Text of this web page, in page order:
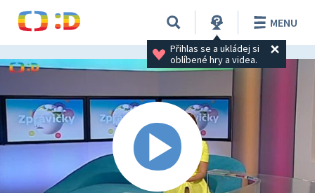
Přihlas se a ukládej si
oblíbené hry a videa.
MENU